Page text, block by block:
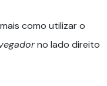
como utilizar o
no lado direito